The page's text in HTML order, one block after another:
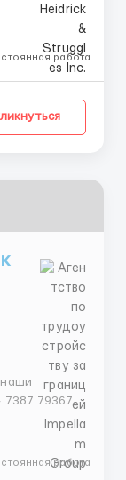
работа
работа